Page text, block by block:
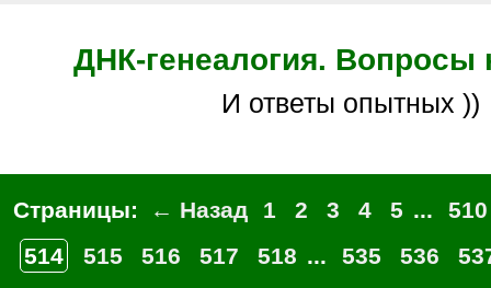
ДНК-генеалогия. Вопросы
И ответы опытных ))
Страницы: ← Назад 1 2 3 4 5 ...
510
514
515 516 517 518 ... 535 536